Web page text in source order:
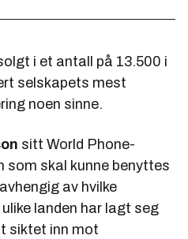
i et antall på 13.500 i
selskapets mest
noen sinne.
sitt World Phone-
som skal kunne benyttes
av hvilke
landen har lagt seg
siktet inn mot